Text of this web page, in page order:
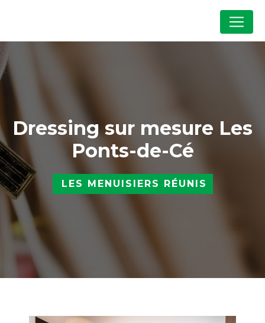
Dressing sur mesure Les
Ponts-de-Cé
LES MENUISIERS RÉUNIS